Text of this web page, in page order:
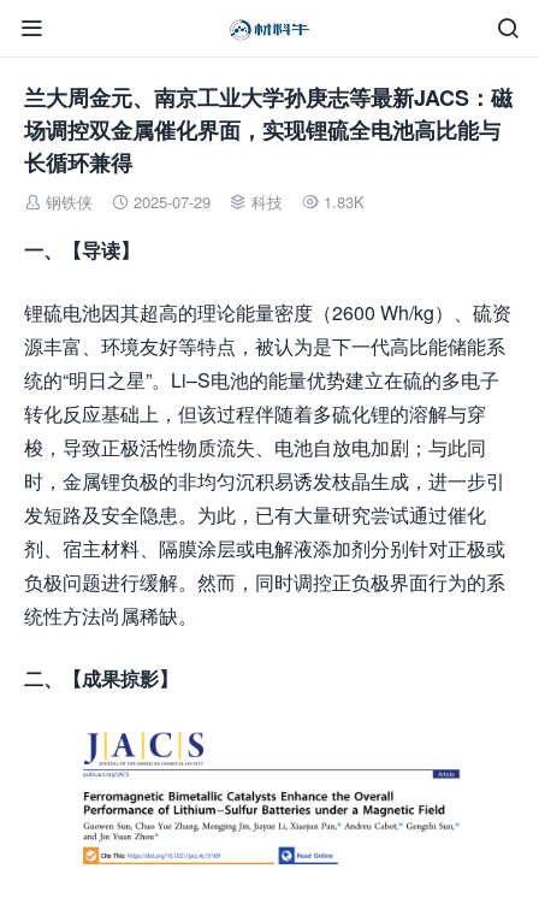


兰大周金元、南京工业大学孙庚志等最新JACS：磁
场调控双金属催化界面，实现锂硫全电池高比能与
长循环兼得
 钢铁侠  2025-07-29  科技  1.83K
一、【导读】
锂硫电池因其超高的理论能量密度（2600 Wh/kg）、硫资
源丰富、环境友好等特点，被认为是下一代高比能储能系
统的“明日之星”。Li–S电池的能量优势建立在硫的多电子
转化反应基础上，但该过程伴随着多硫化锂的溶解与穿
梭，导致正极活性物质流失、电池自放电加剧；与此同
时，金属锂负极的非均匀沉积易诱发枝晶生成，进一步引
发短路及安全隐患。为此，已有大量研究尝试通过催化
剂、宿主材料、隔膜涂层或电解液添加剂分别针对正极或
负极问题进行缓解。然而，同时调控正负极界面行为的系
统性方法尚属稀缺。
二、【成果掠影】